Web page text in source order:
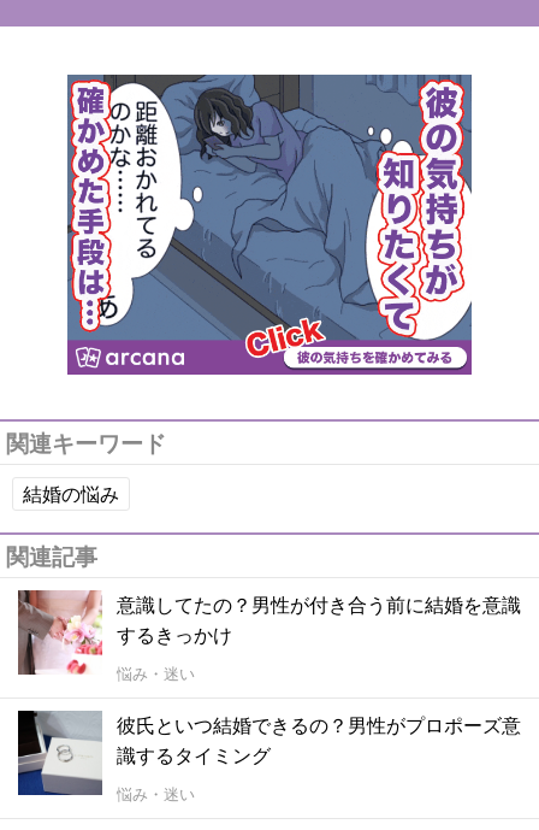
関連キーワード
結婚の悩み
関連記事
意識してたの？男性が付き合う前に結婚を意識
するきっかけ
悩み・迷い
彼氏といつ結婚できるの？男性がプロポーズ意
識するタイミング
悩み・迷い